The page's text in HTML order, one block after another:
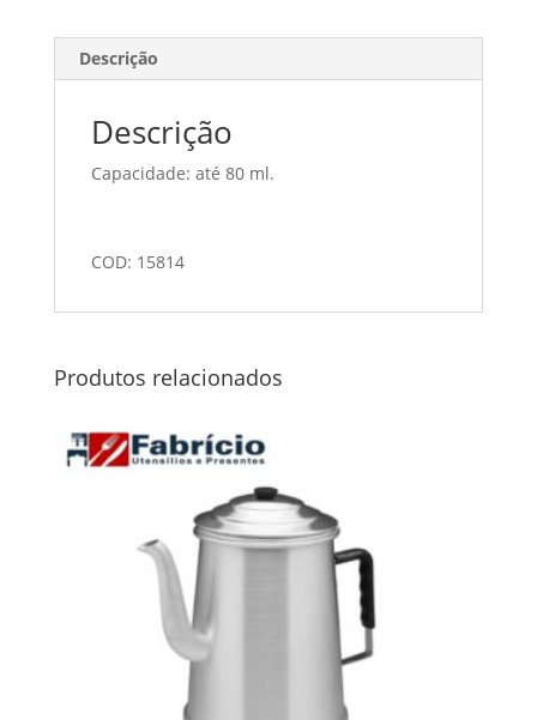
Descrição
Descrição
Capacidade: até 80 ml.
COD: 15814
Produtos relacionados